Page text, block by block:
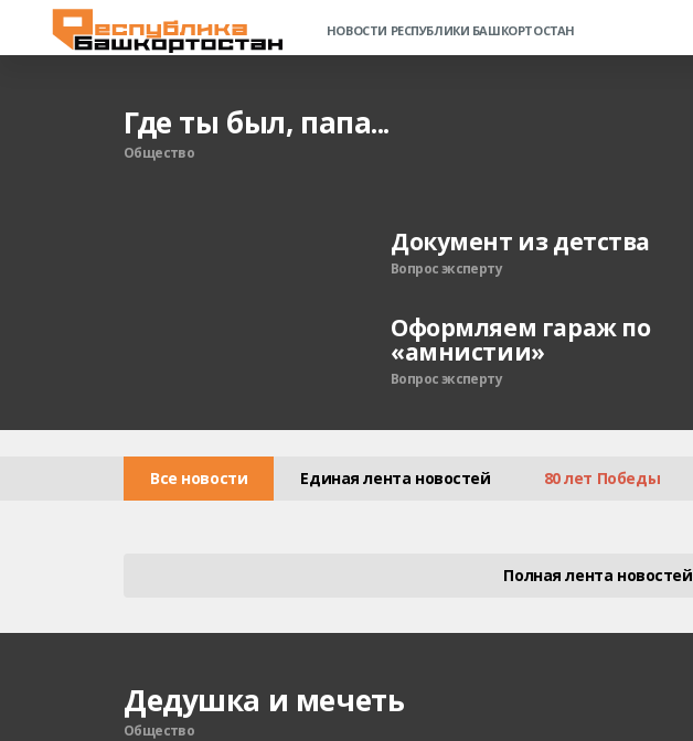
НОВОСТИ РЕСПУБЛИКИ БАШКОРТОСТАН
Где ты был, папа...
Общество
Документ из детства
Вопрос эксперту
Оформляем гараж по
«амнистии»
Вопрос эксперту
Все новости Единая лента новостей 80 лет Победы
Полная лента новостей
Дедушка и мечеть
Общество